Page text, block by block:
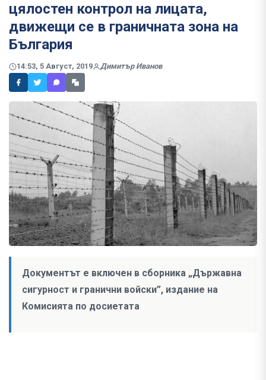
цялостен контрол на лицата,
движещи се в граничната зона на
България
14:53, 5 Август, 2019 Димитър Иванов
Документът е включен в сборника „Държавна
сигурност и гранични войски”, издание на
Комисията по досиетата